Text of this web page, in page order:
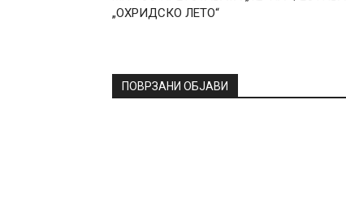
„ОХРИДСКО ЛЕТО“
ПОВРЗАНИ ОБЈАВИ